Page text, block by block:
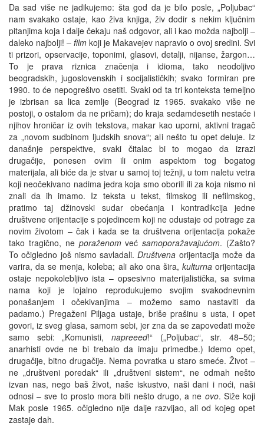
Da sad više ne jadikujemo: šta god da je bilo posle, „Poljubac“
nam svakako ostaje, kao živa knjiga, živ dodir s nekim ključnim
pitanjima koja i dalje čekaju naš odgovor, ali i kao možda najbolji –
daleko najbolji! – film koji je Makavejev napravio o ovoj sredini. Svi
ti prizori, opservacije, toponimi, glasovi, detalji, nijanse, žargon…
To je prava riznica značenja i idioma, tako neodoljivo
beogradskih, jugoslovenskih i socijalističkih; svako formiran pre
1990. to će nepogrešivo osetiti. Svaki od ta tri konteksta temeljno
je izbrisan sa lica zemlje (Beograd iz 1965. svakako više ne
postoji, o ostalom da ne pričam); do kraja sedamdesetih nestaće i
njihov hroničar iz ovih tekstova, makar kao uporni, aktivni tragač
za „novom sudbinom ljudskih snova“; ali nešto tu opet deluje. Iz
današnje perspektive, svaki čitalac bi to mogao da izrazi
drugačije, ponesen ovim ili onim aspektom tog bogatog
materijala, ali biće da je stvar u samoj toj težnji, u tom naletu vetra
koji neočekivano nadima jedra koja smo oborili ili za koja nismo ni
znali da ih imamo. Iz teksta u tekst, filmskog ili nefilmskog,
pratimo taj džinovski sudar obećanja i kontradikcija jedne
društvene orijentacije s pojedincem koji ne odustaje od potrage za
novim životom – čak i kada se ta društvena orijentacija pokaže
tako tragično, ne poraženomvećsamoporažavajućom. (Zašto?
To očigledno još nismo savladali.Društvena orijentacija može da
varira, da se menja, koleba; ali ako ona šira, kulturnaorijentacija
ostaje nepokolebljivo ista – opsesivno materijalistička, sa svima
nama koji je lojalno reprodukujemo svojim svakodnevnim
ponašanjem i očekivanjima – možemo samo nastaviti da
padamo.) Pregaženi Piljaga ustaje, briše prašinu s usta, i opet
govori, iz sveg glasa, samom sebi, jer zna da se zapovedati može
samo sebi: „Komunisti, napreeed!“ („Poljubac“, str. 48–50;
anarhisti ovde ne bi trebalo da imaju primedbe.) Idemo opet,
drugačije, bitno drugačije. Nema povratka u staro smeće. Život –
ne „društveni poredak“ ili „društveni sistem“, ne odmah nešto
izvan nas, nego baš život, naše iskustvo, naši dani i noći, naši
odnosi – sve to prosto mora biti nešto drugo, a ne ovo. Siže koji
Mak posle 1965. očigledno nije dalje razvijao, ali od kojeg opet
zastaje dah.